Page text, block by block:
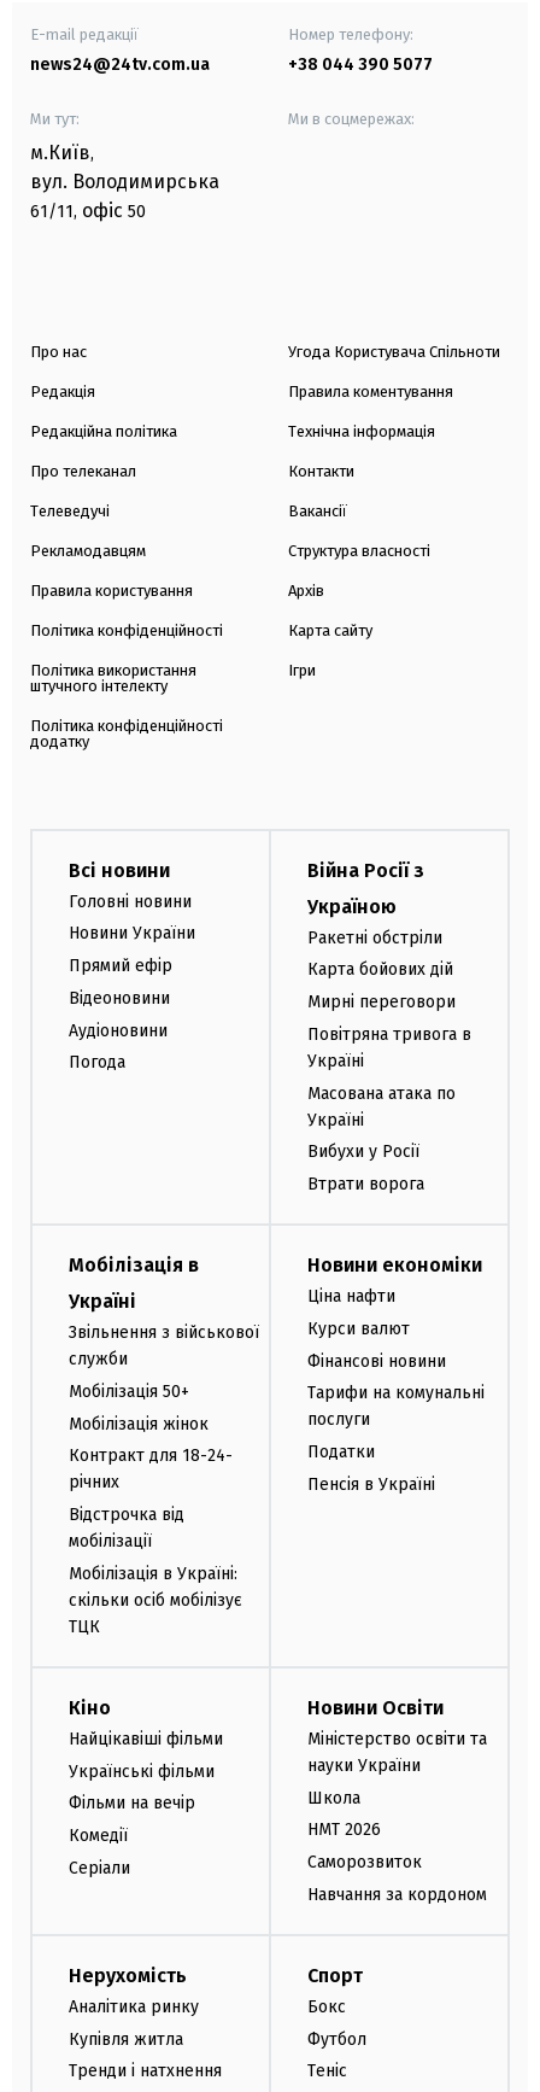
E-mail редакції
news24@24tv.com.ua
Номер телефону:
+38 044 390 5077
Ми тут:
м.Київ,
вул. Володимирська
61/11, офіс 50
Ми в соцмережах:
Про нас
Редакція
Редакційна політика
Про телеканал
Телеведучі
Рекламодавцям
Правила користування
Політика конфіденційності
Політика використання
штучного інтелекту
Політика конфіденційності
додатку
Угода Користувача Спільноти
Правила коментування
Технічна інформація
Контакти
Вакансії
Структура власності
Архів
Карта сайту
Ігри
Всі новини
Головні новини
Новини України
Прямий ефір
Відеоновини
Аудіоновини
Погода
Війна Росії з
Україною
Ракетні обстріли
Карта бойових дій
Мирні переговори
Повітряна тривога в
Україні
Масована атака по
Україні
Вибухи у Росії
Втрати ворога
Мобілізація в
Україні
Звільнення з військової
служби
Мобілізація 50+
Мобілізація жінок
Контракт для 18-24-
річних
Відстрочка від
мобілізації
Мобілізація в Україні:
скільки осіб мобілізує
ТЦК
Новини економіки
Ціна нафти
Курси валют
Фінансові новини
Тарифи на комунальні
послуги
Податки
Пенсія в Україні
Кіно
Найцікавіші фільми
Українські фільми
Фільми на вечір
Комедії
Серіали
Новини Освіти
Міністерство освіти та
науки України
Школа
НМТ 2026
Саморозвиток
Навчання за кордоном
Нерухомість
Аналітика ринку
Купівля житла
Тренди і натхнення
Спорт
Бокс
Футбол
Теніс